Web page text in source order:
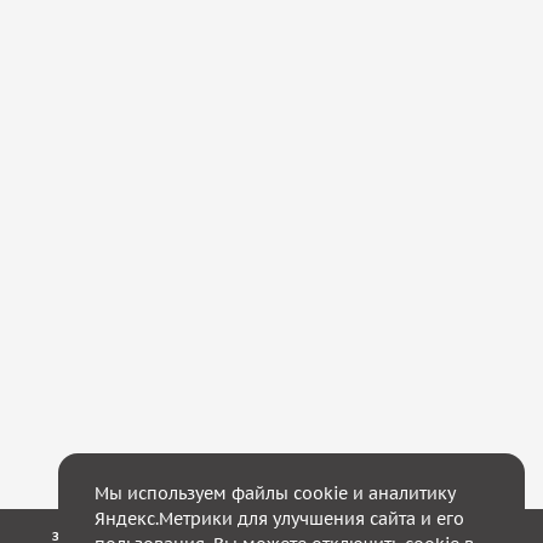
Закажите обратный звонок — в течение 10 минут мы с Вами свяжемся!
Мы используем файлы cookie и аналитику
Яндекс.Метрики для улучшения сайта и его